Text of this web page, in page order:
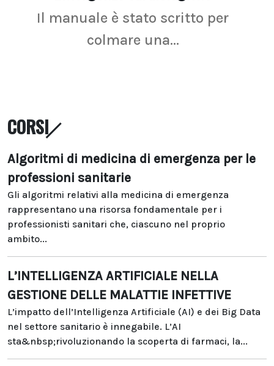
Il manuale è stato scritto per
colmare una...
CORSI
Algoritmi di medicina di emergenza per le
professioni sanitarie
Gli algoritmi relativi alla medicina di emergenza
rappresentano una risorsa fondamentale per i
professionisti sanitari che, ciascuno nel proprio
ambito...
L’INTELLIGENZA ARTIFICIALE NELLA
GESTIONE DELLE MALATTIE INFETTIVE
L’impatto dell’Intelligenza Artificiale (AI) e dei Big Data
nel settore sanitario è innegabile. L’AI
sta&nbsp;rivoluzionando la scoperta di farmaci, la...